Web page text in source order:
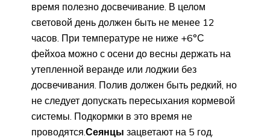
время полезно досвечивание. В целом
световой день должен быть не менее 12
часов. При температуре не ниже +6°С
фейхоа можно с осени до весны держать на
утепленной веранде или лоджии без
досвечивания. Полив должен быть редкий, но
не следует допускать пересыхания кормевой
системы. Подкормки в это время не
проводятся.Сеянцы зацветают на 5 год.